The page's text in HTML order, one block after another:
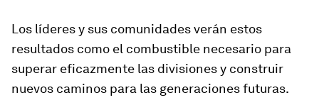
Los líderes y sus comunidades verán estos
resultados como el combustible necesario para
superar eficazmente las divisiones y construir
nuevos caminos para las generaciones futuras.